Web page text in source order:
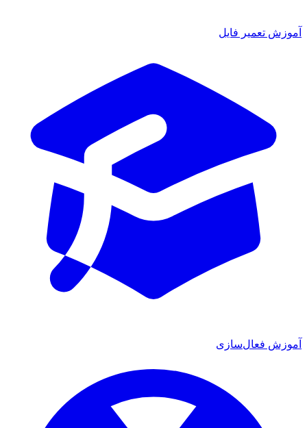
آموزش تعمیر فایل
آموزش فعال‌سازی